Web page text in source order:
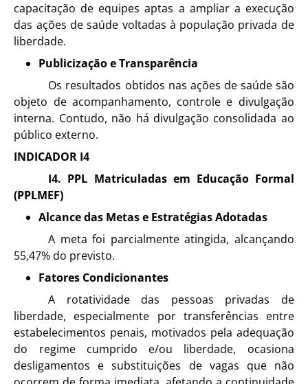
capacitação de equipes aptas a ampliar a execução
das ações de saúde voltadas à população privada de
liberdade.
Publicização e Transparência
Os resultados obtidos nas ações de saúde são
objeto de acompanhamento, controle e divulgação
interna. Contudo, não há divulgação consolidada ao
público externo.
INDICADOR I4
I4. PPL Matriculadas em Educação Formal
(PPLMEF)
Alcance das Metas e Estratégias Adotadas
A meta foi parcialmente atingida, alcançando
55,47% do previsto.
Fatores Condicionantes
A rotatividade das pessoas privadas de
liberdade, especialmente por transferências entre
estabelecimentos penais, motivados pela adequação
do regime cumprido e/ou liberdade, ocasiona
desligamentos e substituições de vagas que não